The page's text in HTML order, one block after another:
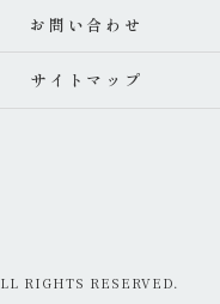
お問い合わせ
サイトマップ
RIGHTS RESERVED.